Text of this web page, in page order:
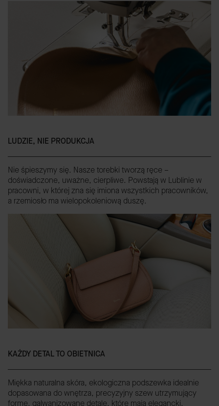
LUDZIE, NIE PRODUKCJA
Nie śpieszymy się. Nasze torebki tworzą ręce –
doświadczone, uważne, cierpliwe. Powstają w Lublinie w
pracowni, w której zna się imiona wszystkich pracowników,
a rzemiosło ma wielopokoleniową duszę.
KAŻDY DETAL TO OBIETNICA
Miękka naturalna skóra, ekologiczna podszewka idealnie
dopasowana do wnętrza, precyzyjny szew utrzymujący
formę, galwanizowane detale, które mają elegancki,